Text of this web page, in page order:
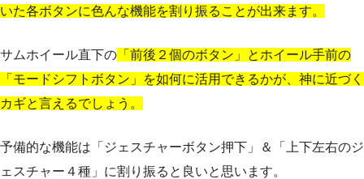
いた各ボタンに色んな機能を割り振ることが出来ます。
サムホイール直下の 「前後２個のボタン」とホイール手前の
「モードシフトボタン」を如何に活用できるかが、神に近づく
カギと言えるでしょう。
予備的な機能は「ジェスチャーボタン押下」＆「上下左右のジ
ェスチャー４種」に割り振ると良いと思います。